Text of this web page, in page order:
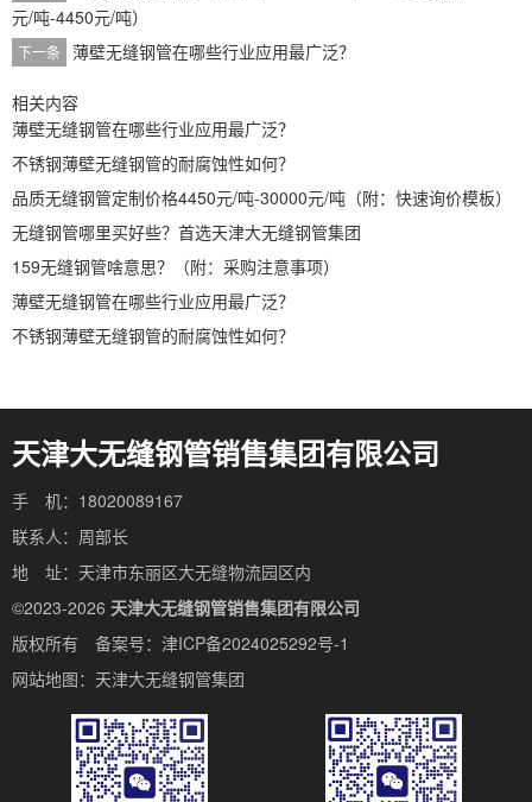
元/吨-4450元/吨）
下一条 薄壁无缝钢管在哪些行业应用最广泛？
相关内容
薄壁无缝钢管在哪些行业应用最广泛？
不锈钢薄壁无缝钢管的耐腐蚀性如何？
品质无缝钢管定制价格4450元/吨-30000元/吨（附：快速询价模板）
无缝钢管哪里买好些？首选天津大无缝钢管集团
159无缝钢管啥意思？（附：采购注意事项）
薄壁无缝钢管在哪些行业应用最广泛？
不锈钢薄壁无缝钢管的耐腐蚀性如何？
天津大无缝钢管销售集团有限公司
手 机：18020089167
联系人：周部长
地 址：天津市东丽区大无缝物流园区内
©2023-2026 天津大无缝钢管销售集团有限公司
版权所有 备案号： 津ICP备2024025292号-1
网站地图： 天津大无缝钢管集团